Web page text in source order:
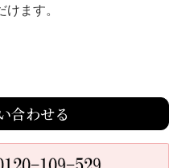
ます。
合わせる